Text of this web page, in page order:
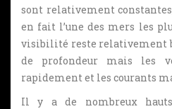
sont relativement constantes,
en fait l’une des mers les
visibilité reste relativement
de profondeur mais les
rapidement et les courants
Il y a de nombreux